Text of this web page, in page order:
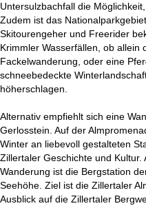
Untersulzbachfall die
Zudem ist das
Skitourengeher und Freerider
Krimmler Wasserfällen, ob allein
Fackelwanderung, oder eine
schneebedeckte
höherschlagen.
Alternativ empfiehlt sich eine
Gerlosstein. Auf der
Winter an liebevoll gestalteten
Zillertaler Geschichte und
Wanderung ist die Bergstation
Seehöhe. Ziel ist die Zillertaler
Ausblick auf die Zillertaler